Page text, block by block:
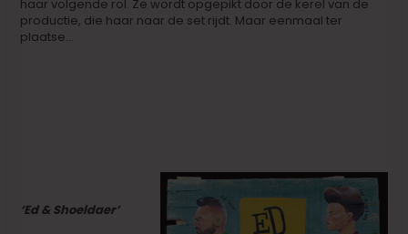
haar volgende rol. Ze wordt opgepikt door de kerel van de
productie, die haar naar de set rijdt. Maar eenmaal ter
plaatse…
‘Ed & Shoeldaer’